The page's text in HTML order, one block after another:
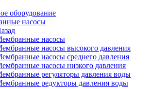
оборудование
насосы
насосы
насосы высокого давления
насосы среднего давления
насосы низкого давления
регуляторы давления воды
редукторы давления воды